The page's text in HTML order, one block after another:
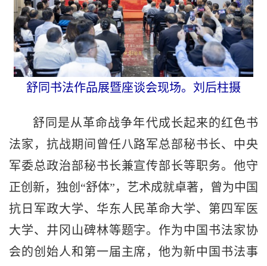
舒同书法作品展暨座谈会现场。刘后柱摄
舒同是从革命战争年代成长起来的红色书
法家，抗战期间曾任八路军总部秘书长、中央
军委总政治部秘书长兼宣传部长等职务。他守
正创新，独创“舒体”，艺术成就卓著，曾为中国
抗日军政大学、华东人民革命大学、第四军医
大学、井冈山碑林等题字。作为中国书法家协
会的创始人和第一届主席，他为新中国书法事